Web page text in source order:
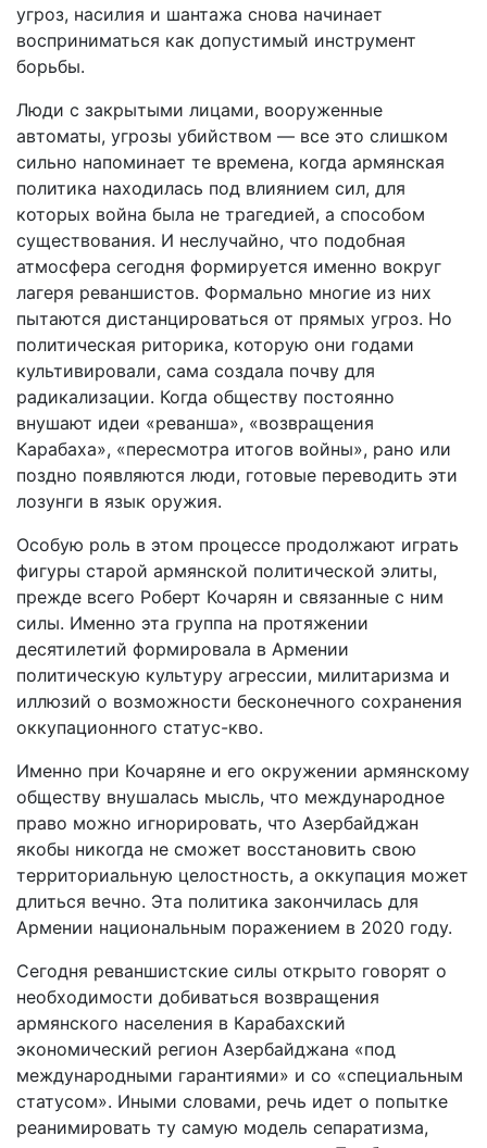
угроз, насилия и шантажа снова начинает
восприниматься как допустимый инструмент
борьбы.
Люди с закрытыми лицами, вооруженные
автоматы, угрозы убийством — все это слишком
сильно напоминает те времена, когда армянская
политика находилась под влиянием сил, для
которых война была не трагедией, а способом
существования. И неслучайно, что подобная
атмосфера сегодня формируется именно вокруг
лагеря реваншистов. Формально многие из них
пытаются дистанцироваться от прямых угроз. Но
политическая риторика, которую они годами
культивировали, сама создала почву для
радикализации. Когда обществу постоянно
внушают идеи «реванша», «возвращения
Карабаха», «пересмотра итогов войны», рано или
поздно появляются люди, готовые переводить эти
лозунги в язык оружия.
Особую роль в этом процессе продолжают играть
фигуры старой армянской политической элиты,
прежде всего Роберт Кочарян и связанные с ним
силы. Именно эта группа на протяжении
десятилетий формировала в Армении
политическую культуру агрессии, милитаризма и
иллюзий о возможности бесконечного сохранения
оккупационного статус-кво.
Именно при Кочаряне и его окружении армянскому
обществу внушалась мысль, что международное
право можно игнорировать, что Азербайджан
якобы никогда не сможет восстановить свою
территориальную целостность, а оккупация может
длиться вечно. Эта политика закончилась для
Армении национальным поражением в 2020 году.
Сегодня реваншистские силы открыто говорят о
необходимости добиваться возвращения
армянского населения в Карабахский
экономический регион Азербайджана «под
международными гарантиями» и со «специальным
статусом». Иными словами, речь идет о попытке
реанимировать ту самую модель сепаратизма,